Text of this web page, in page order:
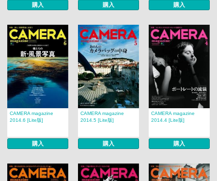
購入 購入 購入
CAMERA magazine
2014.6 [Lite版]
購入
CAMERA magazine
2014.5 [Lite版]
購入
CAMERA magazine
2014.4 [Lite版]
購入